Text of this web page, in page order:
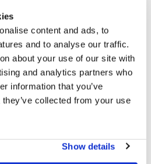
content and ads, to
and to analyse our traffic.
about your use of our site with
and analytics partners who
information that you’ve
collected from your use
Show details
con straordinari risultati
Ricerca e Sviluppo Sun Ballast,
prove di laboratoriocon due